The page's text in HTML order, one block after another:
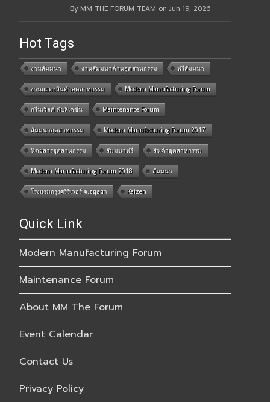
By MM THE FORUM TEAM on Jun 19, 2026
Hot Tags
งานสัมมนา งานสัมมนาด้านอุตสาหกรรม ฟรีสัมมนา
งานแสดงสินค้าอุตสาหกรรม Modern Manufacturing Forum
กรีนเวิลด์ พับลิเคชั่น Maintenance Forum
สัมมนาอุตสาหกรรม Modern Manufacturing Forum 2017
นิตยสารอุตสาหกรรม สัมมนาฟรี สินค้าอุตสาหกรรม
Modern Manufacturing Forum 2018 สัมมนา
โรงแรมกรุงศรีริเวอร์ จ.อยุธยา Kaizen
Quick Link
Modern Manufacturing Forum
Maintenance Forum
About MM The Forum
Event Calendar
Contact Us
Privacy Policy